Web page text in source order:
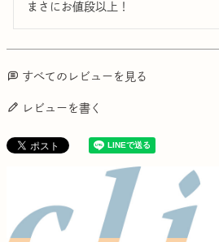
まさにお値段以上！
すべてのレビューを見る
レビューを書く